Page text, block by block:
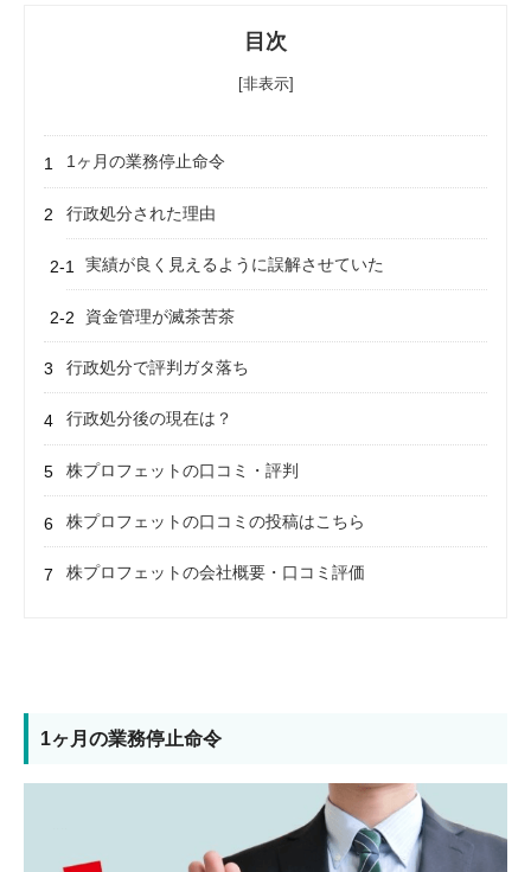
目次
[非表示]
1ヶ月の業務停止命令
行政処分された理由
実績が良く見えるように誤解させていた
資金管理が滅茶苦茶
行政処分で評判ガタ落ち
行政処分後の現在は？
株プロフェットの口コミ・評判
株プロフェットの口コミの投稿はこちら
株プロフェットの会社概要・口コミ評価
1ヶ月の業務停止命令